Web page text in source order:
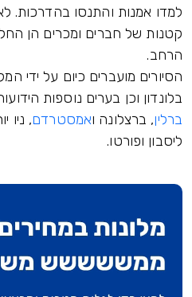
למדו אמנות והתנסו בהדרכות.
קטנות של חברים ומכרים הן
הרחב.
בלונדון וכן בערים נוספות
ברלין, ברצלונה ואמסטרדם, ניו
ליסבון ופורטו.